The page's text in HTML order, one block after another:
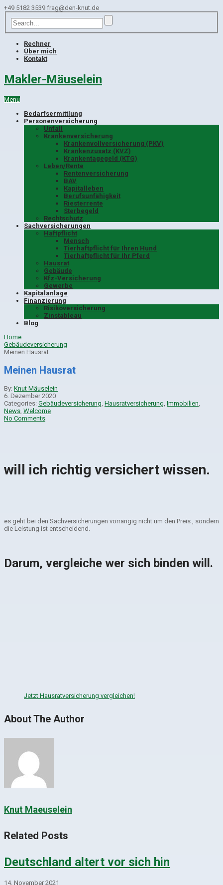
+49 5182 3539 frag@den-knut.de
Rechner
Über mich
Kontakt
Makler-Mäuselein
Menu
Bedarfsermittlung
Personenversicherung
Unfall
Krankenversicherung
Krankenvollversicherung (PKV)
Krankenzusatz (KVZ)
Krankentagegeld (KTG)
Leben/Rente
Rentenversicherung
BAV
Kapitalleben
Berufsunfähigkeit
Riesterrente
Sterbegeld
Rechtschutz
Sachversicherungen
Haftpflicht
Mensch
Tierhaftpflicht für Ihren Hund
Tierhaftpflicht für Ihr Pferd
Hausrat
Gebäude
Kfz-Versicherung
Gewerbe
Kapitalanlage
Finanzierung
Risikoversicherung
Zinstableau
Blog
Home
Gebäudeversicherung
Meinen Hausrat
Meinen Hausrat
By: Knut Mäuselein
6. Dezember 2020
Categories: Gebäudeversicherung Hausratversicherung Immobilien
News Welcome
No Comments
will ich richtig versichert wissen.
es geht bei den Sachversicherungen vorrangig nicht um den Preis , sondern
die Leistung ist entscheidend.
Darum, vergleiche wer sich binden will.
Jetzt Hausratversicherung vergleichen!
About The Author
Knut Maeuselein
Related Posts
Deutschland altert vor sich hin
14. November 2021